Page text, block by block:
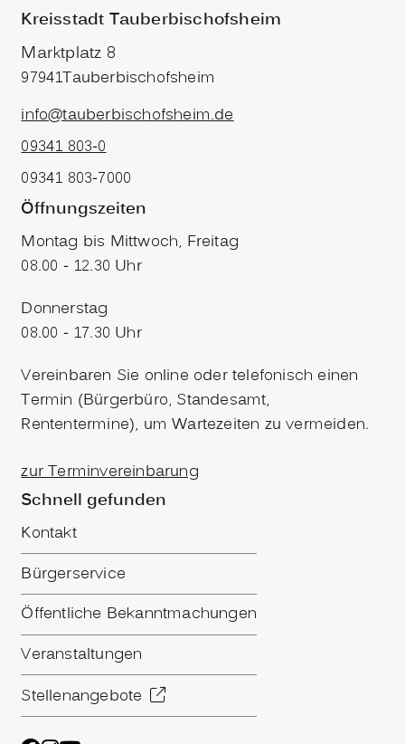
Kreisstadt Tauberbischofsheim
Marktplatz 8
97941Tauberbischofsheim
info@tauberbischofsheim.de
09341 803-0
09341 803-7000
Öffnungszeiten
Montag bis Mittwoch, Freitag
08.00 - 12.30 Uhr
Donnerstag
08.00 - 17.30 Uhr
Vereinbaren Sie online oder telefonisch einen
Termin (Bürgerbüro, Standesamt,
Rententermine), um Wartezeiten zu vermeiden.
zur Terminvereinbarung
Schnell gefunden
Kontakt
Bürgerservice
Öffentliche Bekanntmachungen
Veranstaltungen
Stellenangebote